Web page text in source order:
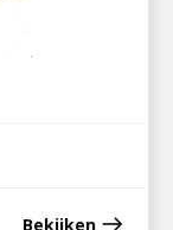
FH12
Bekijken east